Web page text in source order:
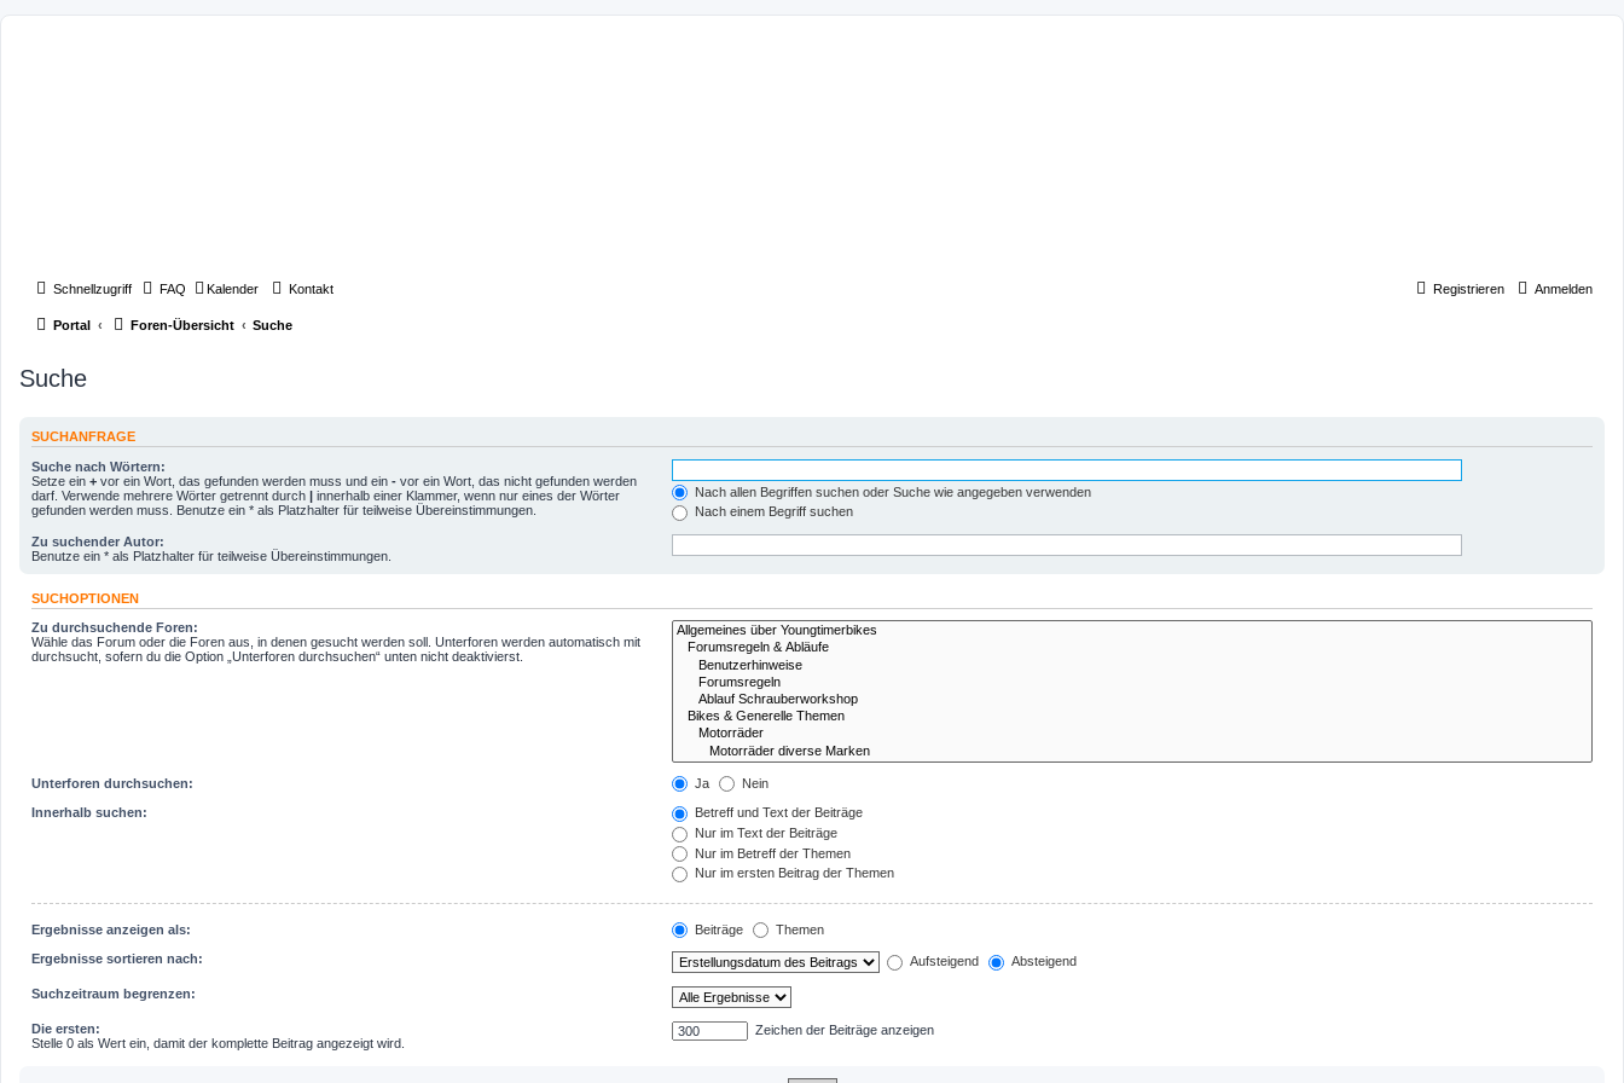
Schnellzugriff FAQ Kalender Kontakt Anmelden
Registrieren
Portal Foren-Übersicht Suche
Suche
SUCHANFRAGE
Suche nach Wörtern:
Setze ein + vor ein Wort, das gefunden werden muss und ein - vor ein Wort, das nicht gefunden werden
darf. Verwende mehrere Wörter getrennt durch | innerhalb einer Klammer, wenn nur eines der Wörter
gefunden werden muss. Benutze ein * als Platzhalter für teilweise Übereinstimmungen.
Nach allen Begriffen suchen oder Suche wie angegeben verwenden
Nach einem Begriff suchen
Zu suchender Autor:
Benutze ein * als Platzhalter für teilweise Übereinstimmungen.
SUCHOPTIONEN
Zu durchsuchende Foren:
Wähle das Forum oder die Foren aus, in denen gesucht werden soll. Unterforen werden automatisch mit
durchsucht, sofern du die Option „Unterforen durchsuchen“ unten nicht deaktivierst.
Unterforen durchsuchen: Ja Nein
Innerhalb suchen:
Betreff und Text der Beiträge
Nur im Text der Beiträge
Nur im Betreff der Themen
Nur im ersten Beitrag der Themen
Ergebnisse anzeigen als: Beiträge Themen
Ergebnisse sortieren nach: Aufsteigend Absteigend
Suchzeitraum begrenzen:
Die ersten:
Stelle 0 als Wert ein, damit der komplette Beitrag angezeigt wird.
Zeichen der Beiträge anzeigen